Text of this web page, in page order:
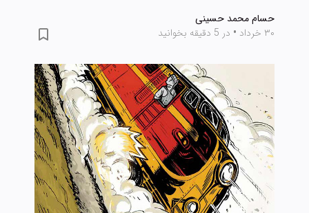
حسام محمد حسینی
۳۰ خرداد
• در 5 دقیقه بخوانید